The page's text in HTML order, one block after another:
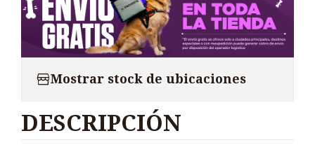
Mostrar stock de ubicaciones
DESCRIPCIÓN